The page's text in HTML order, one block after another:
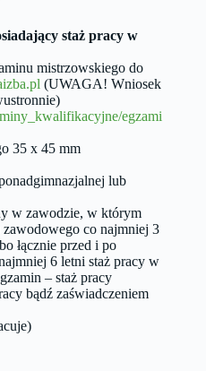
staż pracy w
mistrzowskiego do
(UWAGA! Wniosek
egzami
35 x 45 mm
lub
w zawodzie, w którym
zawodowego co najmniej 3
łącznie przed i po
6 letni staż pracy w
– staż pracy
bądź zaświadczeniem